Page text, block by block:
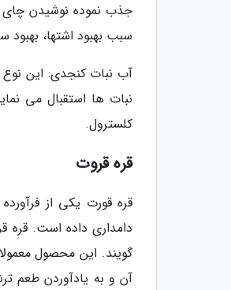
جذب نموده نوشیدن
سبب بهبود اشتها،
آب نبات کنجدی: این
نبات ها استقبال می
کلسترول.
قره قروت
قره قورت یکی از
دامداری داده است. قره
گویند. این محصول
آن و به یادآوردن طعم